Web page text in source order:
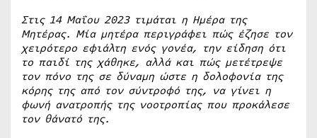
Στις 14 Μαΐου 2023 τιμάται η Ημέρα της
Μητέρας. Μία μητέρα περιγράφει πώς έζησε τον
χειρότερο εφιάλτη ενός γονέα, την είδηση ότι
το παιδί της χάθηκε, αλλά και πώς μετέτρεψε
τον πόνο της σε δύναμη ώστε η δολοφονία της
κόρης της από τον σύντροφό της, να γίνει η
φωνή ανατροπής της νοοτροπίας που προκάλεσε
τον θάνατό της.